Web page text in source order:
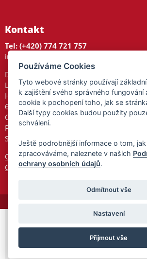
Kontakt
Tel: (+420) 774 721 757
info@tajnedarky.cz
Dárkové centrum
Legionářů 2
Hodonín
695 01
Otevřeno:
Po-Pá 9-17
So 9-11:30
Ochrana osobních údajů
Cookies
© 2026
program
Partner ID:
Používáme Cookies
Tyto webové stránky používají
k zajištění svého správného fungování
cookie k pochopení toho, jak se
Další typy cookies budou použity
schválení.
Ještě podrobnější informace o tom,
zpracováváme, naleznete v našich
ochrany osobních údajů.
Odmítnout vše
Nastavení
Přijmout vše